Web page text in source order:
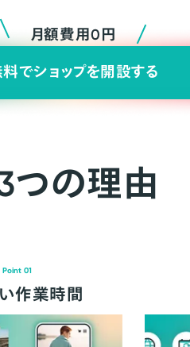
月額費用0円
でショップを開設する
つの理由
Point 01
作業時間